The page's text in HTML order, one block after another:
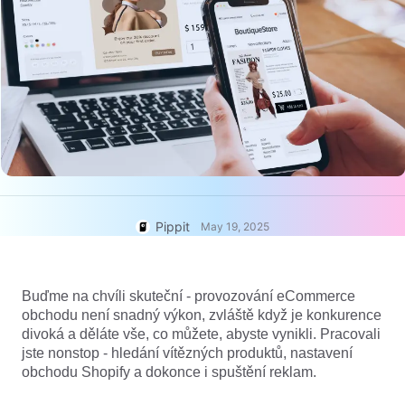
Edit Now
AI Product Images
Effortlessly generate professional
product photos in batches for
User Account
Assets Management
Publishing and Analytics
Product Images
One-click Video Solution
Campaign
Meet Pippit
7 Promotional Poster Ideas
Business Tips
AI-Powered Product Posters
Top 5 Types of Business
Videos
AI-Generated Product
Poster Tips
TikTok Video Advertising Guide
How to Cut YouTube Video
Crop Videos for Instagram
Pippit May 19, 2025
Buďme na chvíli skuteční - provozování eCommerce
obchodu není snadný výkon, zvláště když je konkurence
divoká a děláte vše, co můžete, abyste vynikli. Pracovali
jste nonstop - hledání vítězných produktů, nastavení
obchodu Shopify a dokonce i spuštění reklam.